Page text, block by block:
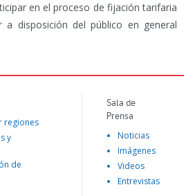
en el proceso de fijación tarifaria
disposición del público en general
regiones
y
de
Sala de
Prensa
Noticias
Imágenes
Videos
Entrevistas